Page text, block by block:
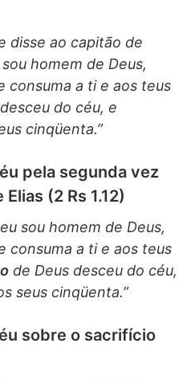
disse ao capitão de
homem de Deus,
consuma a ti e aos teus
do céu, e
cinqüenta.”
pela segunda vez
(2 Rs 1.12)
sou homem de Deus,
consuma a ti e aos teus
de Deus desceu do céu,
seus cinqüenta.”
sobre o sacrifício